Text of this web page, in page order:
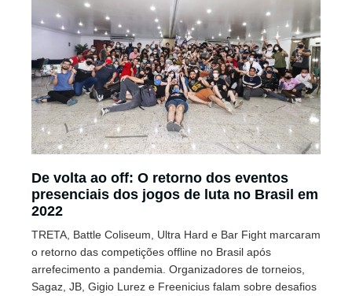
De volta ao off: O retorno dos eventos
presenciais dos jogos de luta no Brasil em
2022
TRETA, Battle Coliseum, Ultra Hard e Bar Fight marcaram
o retorno das competições offline no Brasil após
arrefecimento a pandemia. Organizadores de torneios,
Sagaz, JB, Gigio Lurez e Freenicius falam sobre desafios